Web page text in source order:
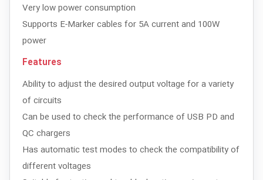
Very low power consumption
Supports E-Marker cables for 5A current and 100W
power
Features
Ability to adjust the desired output voltage for a variety
of circuits
Can be used to check the performance of USB PD and
QC chargers
Has automatic test modes to check the compatibility of
different voltages